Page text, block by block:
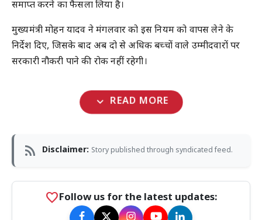
समाप्त करने का फैसला लिया है।
मुख्यमंत्री मोहन यादव ने मंगलवार को इस नियम को वापस लेने के
निर्देश दिए, जिसके बाद अब दो से अधिक बच्चों वाले उम्मीदवारों पर
सरकारी नौकरी पाने की रोक नहीं रहेगी।
expand_more READ MORE
rss_feed Disclaimer: Story published through syndicated feed.
favoriteFollow us for the latest updates: